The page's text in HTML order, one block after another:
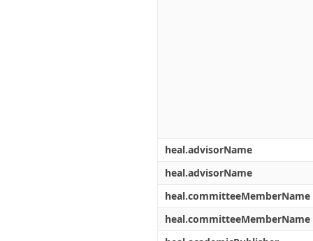
heal.advisorName
heal.advisorName
heal.committeeMemberName
heal.committeeMemberName